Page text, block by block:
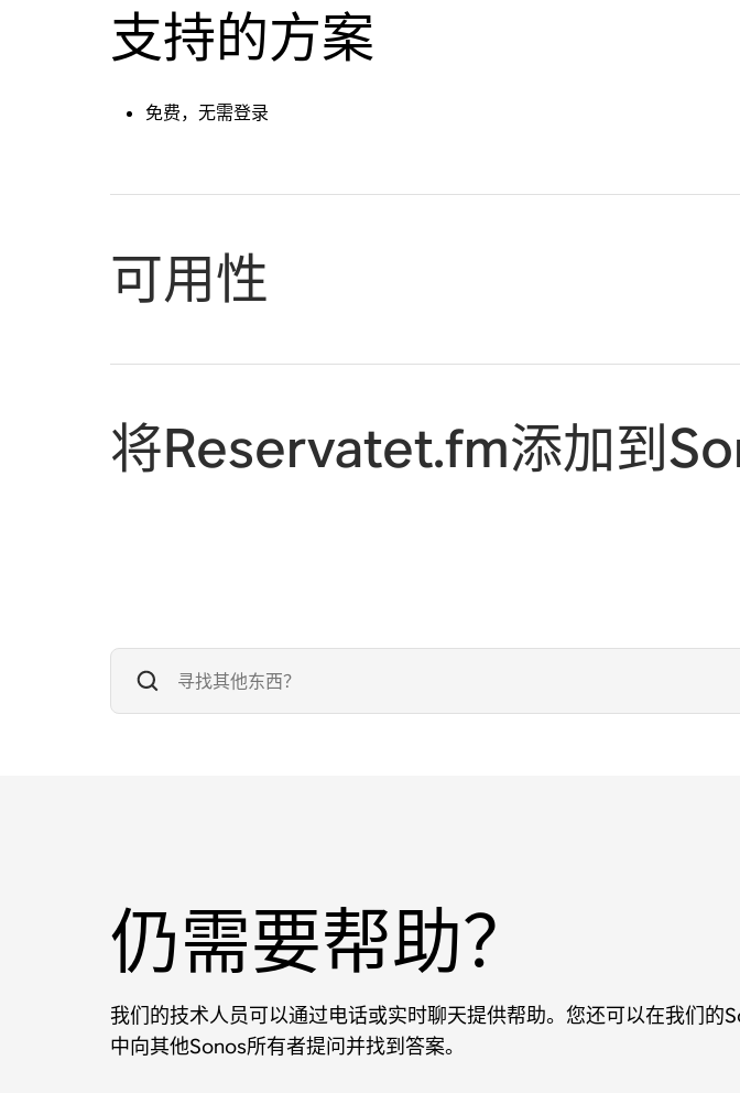
支持的方案
免费，无需登录
可用性
将Reservatet.fm添加到
仍需要帮助？
我们的技术人员可以通过电话或实时聊天提供帮助。您还可以在我们的
中向其他Sonos所有者提问并找到答案。